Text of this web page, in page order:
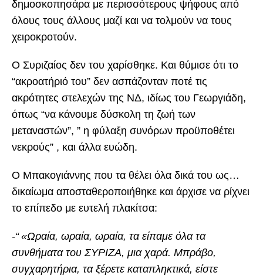
δημοσκοπησάρα με περισσότερους ψήφους από
όλους τους άλλους μαζί και να τολμούν να τους
χειροκροτούν.
Ο Συριζαίος δεν του χαρίσθηκε. Και θύμισε ότι το
“ακροατήριό του” δεν ασπάζονταν ποτέ τις
ακρότητες στελεχών της ΝΔ, ιδίως του Γεωργιάδη,
όπως “να κάνουμε δύσκολη τη ζωή των
μεταναστών”, ” η φύλαξη συνόρων προϋποθέτει
νεκρούς” , και άλλα ευώδη.
Ο Μπακογιάννης που τα θέλει όλα δικά του ως…
δικαίωμα αποσταθεροποιήθηκε και άρχισε να ρίχνει
το επίπεδο με ευτελή πλακίτσα:
-“ «Ωραία, ωραία, ωραία, τα είπαμε όλα τα
συνθήματα του ΣΥΡΙΖΑ, μια χαρά. Μπράβο,
συγχαρητήρια, τα ξέρετε καταπληκτικά, είστε